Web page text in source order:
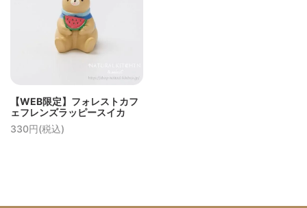
【WEB限定】フォレストカフ
ェフレンズラッピースイカ
330円(税込)